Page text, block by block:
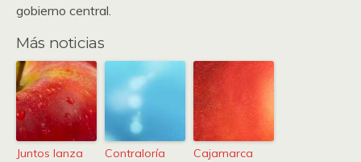
gobierno central.
Más noticias
Juntos lanza
Contraloría
Cajamarca